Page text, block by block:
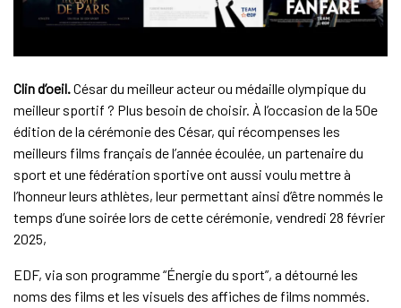
Clin d’oeil.César du meilleur acteur ou médaille olympique du
meilleur sportif ? Plus besoin de choisir. À l’occasion de la 50e
édition de la cérémonie des César, qui récompenses les
meilleurs films français de l’année écoulée, un partenaire du
sport et une fédération sportive ont aussi voulu mettre à
l’honneur leurs athlètes, leur permettant ainsi d’être nommés le
temps d’une soirée lors de cette cérémonie, vendredi 28 février
2025,
EDF, via son programme “Énergie du sport”, a détourné les
noms des films et les visuels des affiches de films nommés.